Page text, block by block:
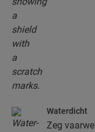
Waterdicht
Zeg